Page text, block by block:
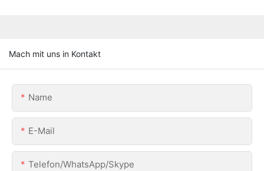
Mach mit uns in Kontakt
Name
E-Mail
Telefon/WhatsApp/Skype